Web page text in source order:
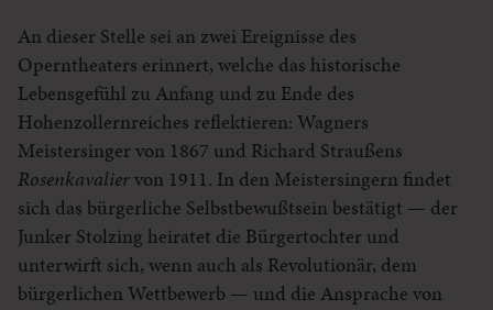
An dieser Stelle sei an zwei Ereignisse des
Operntheaters erinnert, welche das historische
Lebensgefühl zu Anfang und zu Ende des
Hohenzollernreiches reflektieren: Wagners
Meistersinger von 1867 und Richard Straußens
Rosenkavaliervon 1911. In den Meistersingern findet
sich das bürgerliche Selbstbewußtsein bestätigt — der
Junker Stolzing heiratet die Bürgertochter und
unterwirft sich, wenn auch als Revolutionär, dem
bürgerlichen Wettbewerb — und die Ansprache von